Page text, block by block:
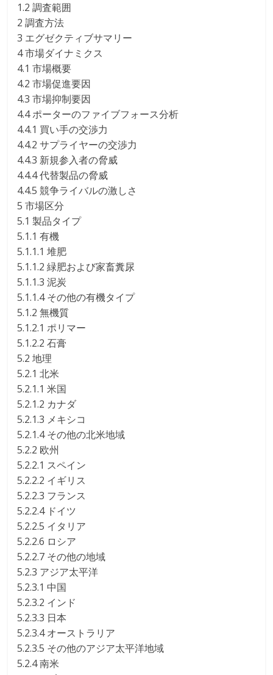
1.2 調査範囲
2 調査方法
3 エグゼクティブサマリー
4 市場ダイナミクス
4.1 市場概要
4.2 市場促進要因
4.3 市場抑制要因
4.4 ポーターのファイブフォース分析
4.4.1 買い手の交渉力
4.4.2 サプライヤーの交渉力
4.4.3 新規参入者の脅威
4.4.4 代替製品の脅威
4.4.5 競争ライバルの激しさ
5 市場区分
5.1 製品タイプ
5.1.1 有機
5.1.1.1 堆肥
5.1.1.2 緑肥および家畜糞尿
5.1.1.3 泥炭
5.1.1.4 その他の有機タイプ
5.1.2 無機質
5.1.2.1 ポリマー
5.1.2.2 石膏
5.2 地理
5.2.1 北米
5.2.1.1 米国
5.2.1.2 カナダ
5.2.1.3 メキシコ
5.2.1.4 その他の北米地域
5.2.2 欧州
5.2.2.1 スペイン
5.2.2.2 イギリス
5.2.2.3 フランス
5.2.2.4 ドイツ
5.2.2.5 イタリア
5.2.2.6 ロシア
5.2.2.7 その他の地域
5.2.3 アジア太平洋
5.2.3.1 中国
5.2.3.2 インド
5.2.3.3 日本
5.2.3.4 オーストラリア
5.2.3.5 その他のアジア太平洋地域
5.2.4 南米